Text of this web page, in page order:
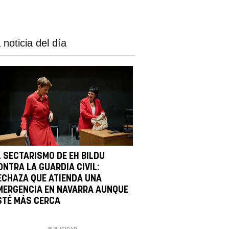
noticia del día
SECTARISMO DE EH BILDU
LA GUARDIA CIVIL:
QUE ATIENDA UNA
EN NAVARRA AUNQUE
MÁS CERCA